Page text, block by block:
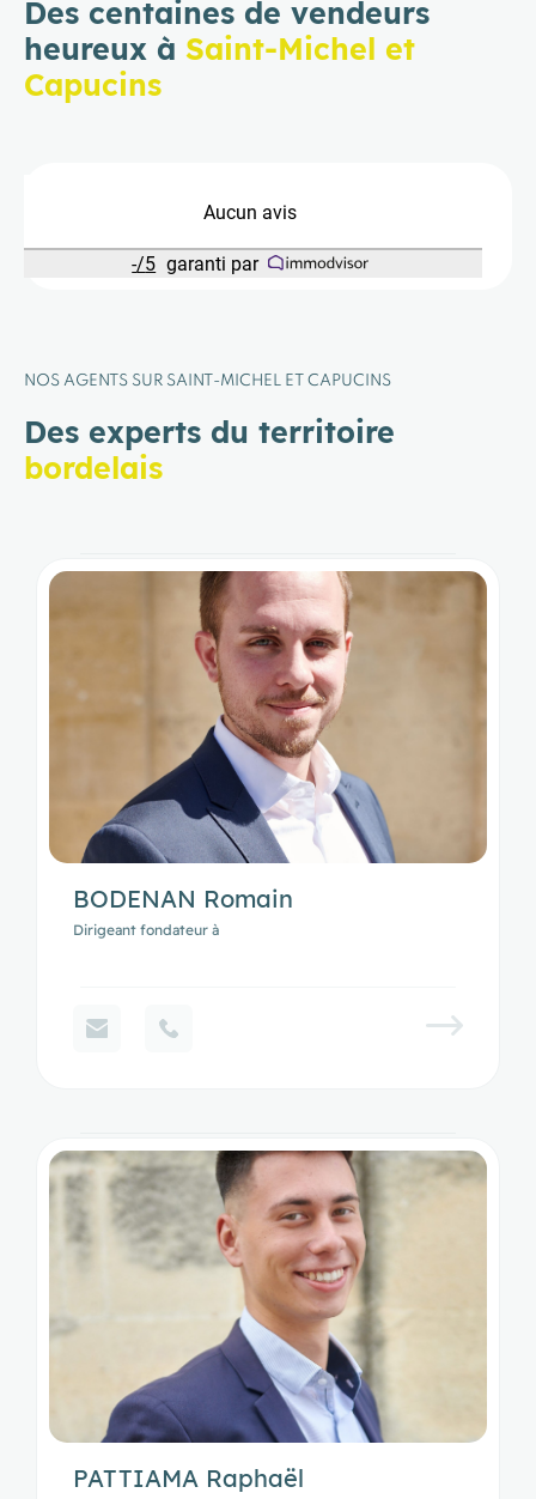
Des centaines de vendeurs
heureux à Saint-Michel et
Capucins
Aucun avis
-/5 garanti par
NOS AGENTS SUR SAINT-MICHEL ET CAPUCINS
Des experts du territoire
bordelais
BODENAN Romain
Dirigeant fondateur à
PATTIAMA Raphaël